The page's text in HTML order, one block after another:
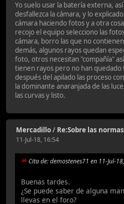
Yo suelo usar la batería externa,
desfallezca la cámara, y lo
cámara haciendo fotos y a otra
recojo el equipo selecciono las
cámara, borro las que no
demás, algunos rayos quedan
foto, otros necesitan "compañía"
tienen rayos pero no han quedado
después del apilado las proceso
la dominante anaranjada de las
las curvas y listo.
Mercadillo/ Re:Sobre las
11-Jul-18, 16:54
Cita de: demostenes71 en 11-Jul-
Buenas tardes.
¿Se puede saber de alguna
llevas en el foro?